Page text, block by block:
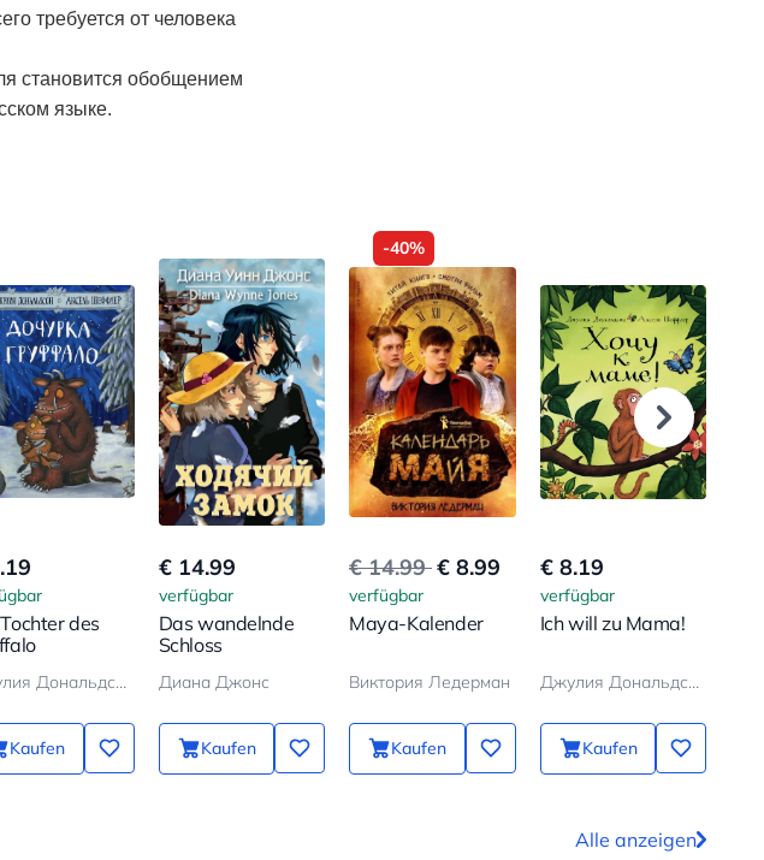
требуется от человека
становится обобщением
языке.
des
Джулия Дональдсон
Kaufen
€ 14.99
verfügbar
Das wandelnde
Schloss
Диана Джонс
Kaufen
-40%
€ 14.99€ 8.99
verfügbar
Maya-Kalender
Виктория Ледерман
Kaufen
€ 8.19
verfügbar
Ich will zu Mama!
Джулия Дональдсон, Аксель Шеффлер
Kaufen
Alle anzeigen